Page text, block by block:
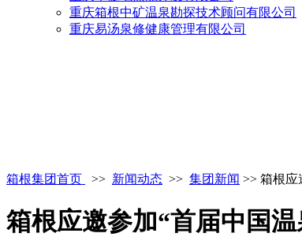
重庆箱根中矿温泉勘探技术顾问有限公司
重庆易汤泉修健康管理有限公司
箱根集团首页 >> 新闻动态 >> 集团新闻 >> 箱根应
箱根应邀参加“首届中国